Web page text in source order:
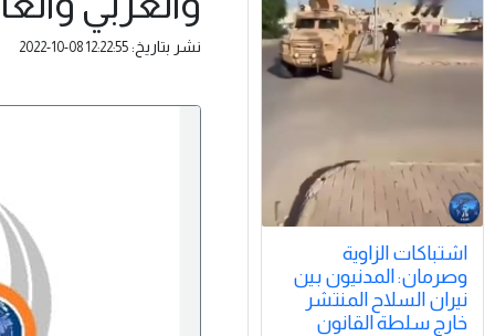
اشتباكات الزاوية
وصرمان: المدنيون بين
نيران السلاح المنتشر
خارج سلطة القانون
نشر بتاريخ: 2022-10-08 12:22:55